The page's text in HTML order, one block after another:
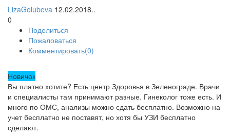
LizaGolubeva 12.02.2018..
0
Поделиться
Пожаловаться
Комментировать(0)
Новичок
Вы платно хотите? Есть центр Здоровья в Зеленограде. Врачи
и специалисты там принимают разные. Гинеколог тоже есть. И
много по ОМС, анализы можно сдать бесплатно. Возможно на
учет бесплатно не поставят, но хотя бы УЗИ бесплатно
сделают.